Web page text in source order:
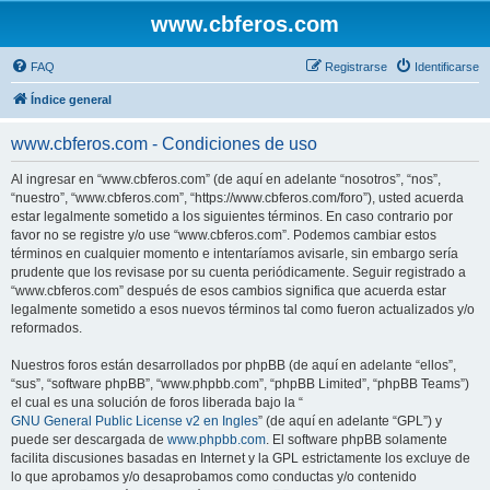
www.cbferos.com
FAQ Identificarse
Registrarse
Índice general
www.cbferos.com - Condiciones de uso
Al ingresar en “www.cbferos.com” (de aquí en adelante “nosotros”, “nos”,
“nuestro”, “www.cbferos.com”, “https://www.cbferos.com/foro”), usted acuerda
estar legalmente sometido a los siguientes términos. En caso contrario por
favor no se registre y/o use “www.cbferos.com”. Podemos cambiar estos
términos en cualquier momento e intentaríamos avisarle, sin embargo sería
prudente que los revisase por su cuenta periódicamente. Seguir registrado a
“www.cbferos.com” después de esos cambios significa que acuerda estar
legalmente sometido a esos nuevos términos tal como fueron actualizados y/o
reformados.
Nuestros foros están desarrollados por phpBB (de aquí en adelante “ellos”,
“sus”, “software phpBB”, “www.phpbb.com”, “phpBB Limited”, “phpBB Teams”)
el cual es una solución de foros liberada bajo la “
GNU General Public License v2 en Ingles” (de aquí en adelante “GPL”) y
puede ser descargada de www.phpbb.com. El software phpBB solamente
facilita discusiones basadas en Internet y la GPL estrictamente los excluye de
lo que aprobamos y/o desaprobamos como conductas y/o contenido